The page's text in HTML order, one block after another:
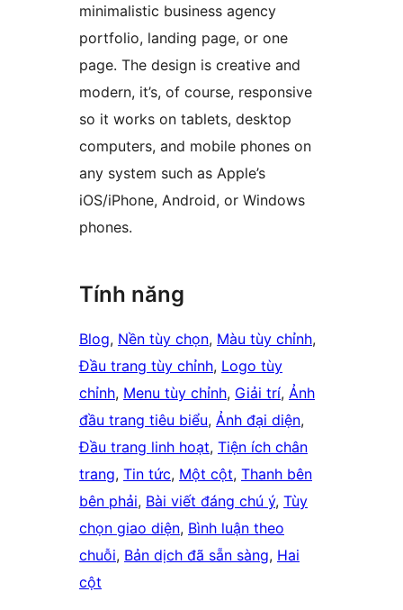
minimalistic business agency
portfolio, landing page, or one
page. The design is creative and
modern, it’s, of course, responsive
so it works on tablets, desktop
computers, and mobile phones on
any system such as Apple’s
iOS/iPhone, Android, or Windows
phones.
Tính năng
Blog, Nền tùy chọn, Màu tùy chỉnh
Đầu trang tùy chỉnh, Logo tùy
chỉnh, Menu tùy chỉnh, Giải trí, Ảnh
đầu trang tiêu biểu, Ảnh đại diện
Đầu trang linh hoạt, Tiện ích chân
trang, Tin tức, Một cột, Thanh bên
bên phải, Bài viết đáng chú ý, Tùy
chọn giao diện, Bình luận theo
chuỗi, Bản dịch đã sẵn sàng, Hai
cột